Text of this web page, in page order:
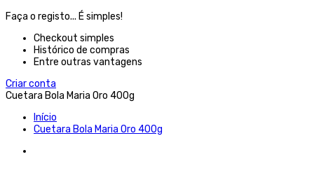
Faça o registo... É simples!
Checkout simples
Histórico de compras
Entre outras vantagens
Criar conta
Cuetara Bola Maria Oro 400g
Início
Cuetara Bola Maria Oro 400g